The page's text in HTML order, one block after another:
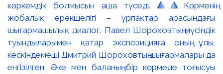
көркемдік болмысын аша түседі. 🔺🔺Көрменің
жобалық ерекшелігі – ұрпақтар арасындағы
шығармашылық диалог. Павел Шороховтың мүсіндік
туындыларымен қатар экспозицияға оның ұлы,
кескіндемеші Дмитрий Шороховтың шығармалары да
енгізілген. Әке мен баланың бір көрмеде тоғысуы